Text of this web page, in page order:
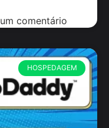
comentário
HOSPEDAGEM